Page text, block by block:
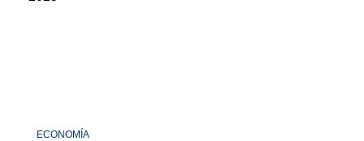
ECONOMÍA